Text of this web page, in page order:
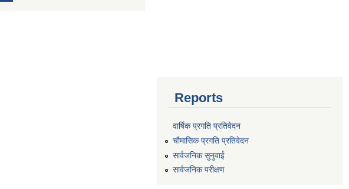
Reports
वार्षिक प्रगति प्रतिवेदन
चौमासिक प्रगति प्रतिवेदन
सार्वजनिक सुनुवाई
सार्वजनिक परीक्षण